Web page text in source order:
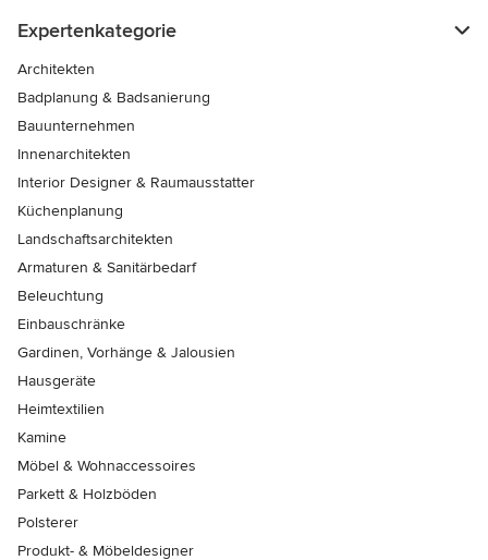
Expertenkategorie
Architekten
Badplanung & Badsanierung
Bauunternehmen
Innenarchitekten
Interior Designer & Raumausstatter
Küchenplanung
Landschaftsarchitekten
Armaturen & Sanitärbedarf
Beleuchtung
Einbauschränke
Gardinen, Vorhänge & Jalousien
Hausgeräte
Heimtextilien
Kamine
Möbel & Wohnaccessoires
Parkett & Holzböden
Polsterer
Produkt- & Möbeldesigner